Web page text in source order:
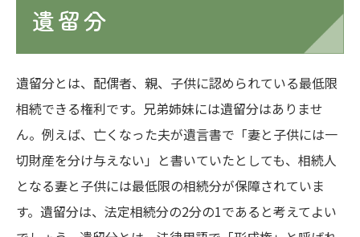
遺留分
遺留分とは、配偶者、親、子供に認められている最低限
相続できる権利です。兄弟姉妹には遺留分はありませ
ん。例えば、亡くなった夫が遺言書で「妻と子供には一
切財産を分け与えない」と書いていたとしても、相続人
となる妻と子供には最低限の相続分が保障されていま
す。遺留分は、法定相続分の2分の1であると考えてよい